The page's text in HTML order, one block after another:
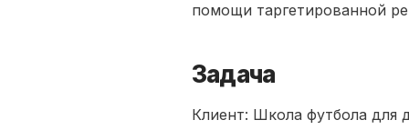
помощи таргетированной
Задача
Клиент: Школа футбола для